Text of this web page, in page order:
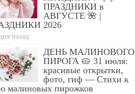
ПРАЗДНИКИ в
АВГУСТЕ 🌺 |
2026
назад
ДЕНЬ МАЛИНОВОГО
ПИРОГА 🥧 31 июля:
красивые открытки,
фото, гиф — Стихи к
малиновых пирожков